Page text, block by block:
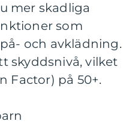
mer skadliga
som
och avklädning.
skyddsnivå, vilket
Factor) på 50+.